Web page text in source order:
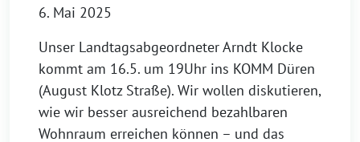
6. Mai 2025
Unser Landtagsabgeordneter Arndt Klocke
kommt am 16.5. um 19Uhr ins KOMM Düren
(August Klotz Straße). Wir wollen diskutieren,
wie wir besser ausreichend bezahlbaren
Wohnraum erreichen können – und das